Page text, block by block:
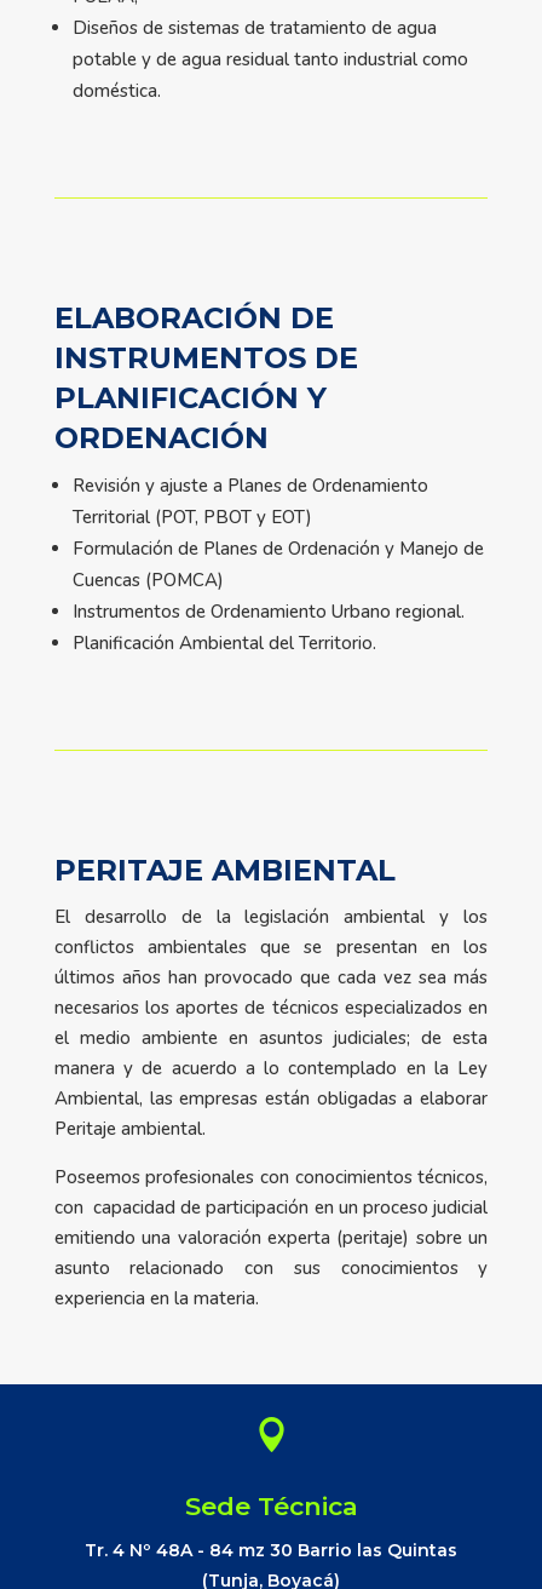
Diseños de sistemas de tratamiento de agua
potable y de agua residual tanto industrial como
doméstica.
ELABORACIÓN DE
INSTRUMENTOS DE
PLANIFICACIÓN Y
ORDENACIÓN
Revisión y ajuste a Planes de Ordenamiento
Territorial (POT, PBOT y EOT)
Formulación de Planes de Ordenación y Manejo de
Cuencas (POMCA)
Instrumentos de Ordenamiento Urbano regional.
Planificación Ambiental del Territorio.
PERITAJE AMBIENTAL
El desarrollo de la legislación ambiental y los
conflictos ambientales que se presentan en los
últimos años han provocado que cada vez sea más
necesarios los aportes de técnicos especializados en
el medio ambiente en asuntos judiciales; de esta
manera y de acuerdo a lo contemplado en la Ley
Ambiental, las empresas están obligadas a elaborar
Peritaje ambiental.
Poseemos profesionales con conocimientos técnicos,
con capacidad de participación en un proceso judicial
emitiendo una valoración experta (peritaje) sobre un
asunto relacionado con sus conocimientos y
experiencia en la materia.

Sede Técnica
Tr. 4 Nº 48A - 84 mz 30 Barrio las Quintas
(Tunja, Boyacá)